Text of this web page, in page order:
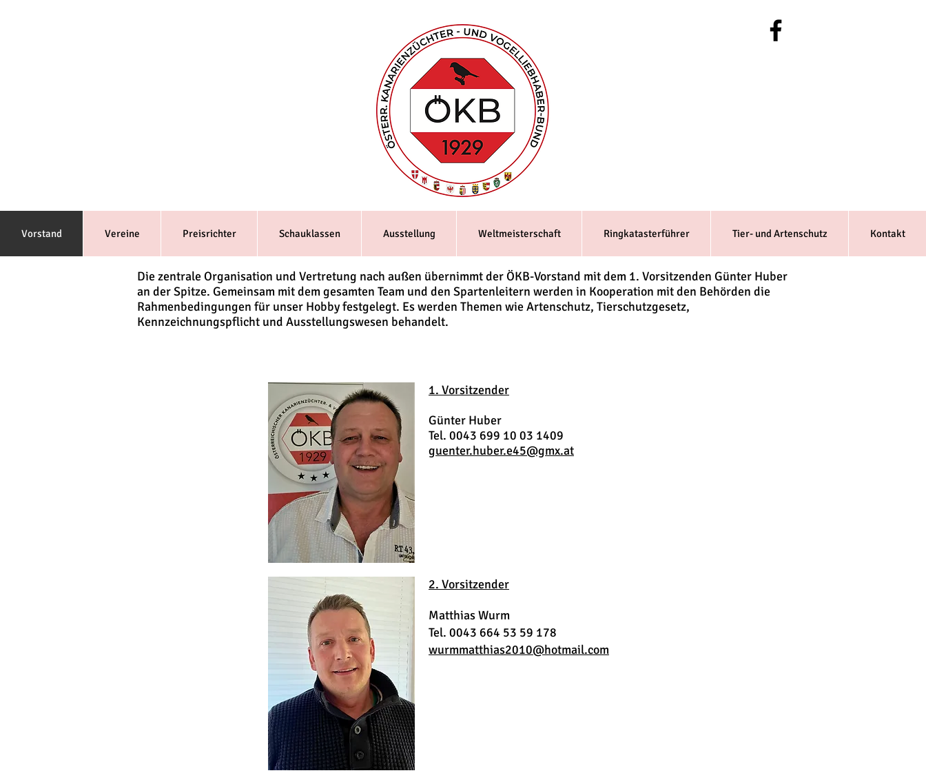
Vorstand Vereine Preisrichter Schauklassen Ausstellung Weltmeisterschaft Ringkatasterführer Tier- und Artenschutz Kontakt
Die zentrale Organisation und Vertretung nach außen übernimmt der ÖKB-Vorstand mit dem 1. Vorsitzenden Günter Huber
an der Spitze. Gemeinsam mit dem gesamten Team und den Spartenleitern werden in Kooperation mit den Behörden die
Rahmenbedingungen für unser Hobby festgelegt. Es werden Themen wie Artenschutz, Tierschutzgesetz,
Kennzeichnungspflicht und Ausstellungswesen behandelt.
1. Vorsitzender
Günter Huber
Tel. 0043 699 10 03 1409
guenter.huber.e45@gmx.at
2. Vorsitzender
Matthias Wurm
Tel. 0043 664 53 59 178
wurmmatthias2010@hotmail.com